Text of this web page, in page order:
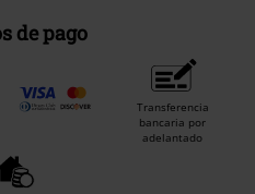
de pago
Transferencia
bancaria por
adelantado